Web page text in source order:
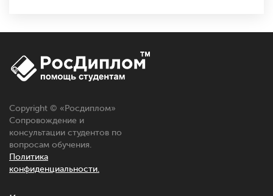
Copyright © « Росдиплом»
Сопровождение и
консультации студентов по
вопросам обучения.
Политика
конфиденциальности.